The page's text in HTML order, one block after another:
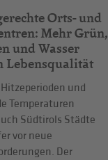
Orts- und
Mehr Grün,
und Wasser
Lebensqualität
und
Temperaturen
Südtirols Städte
vor neue
Der